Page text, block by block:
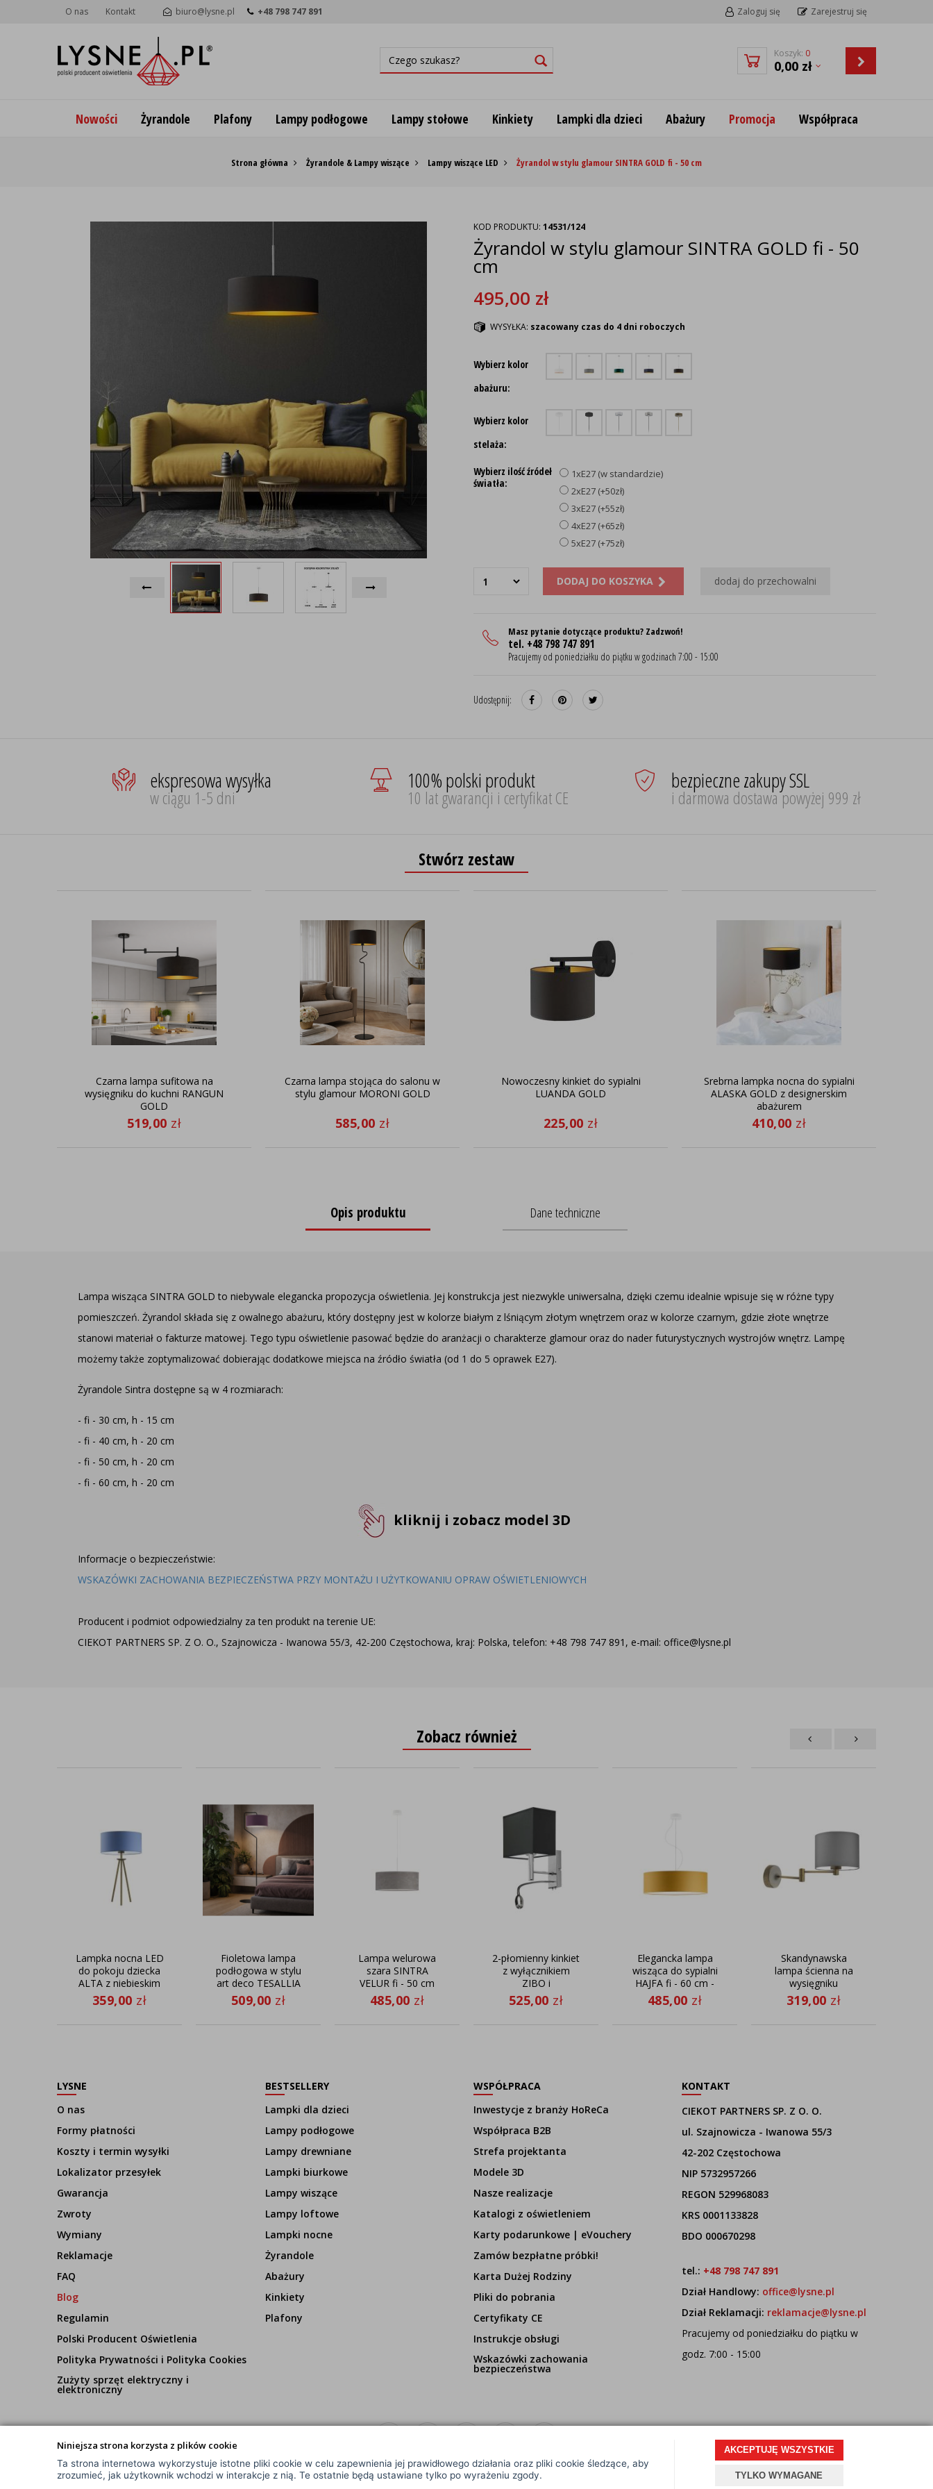
Niniejsza strona korzysta z plików cookie
Ta strona internetowa wykorzystuje istotne pliki cookie w celu zapewnienia jej prawidłowego działania oraz pliki cookie śledzące, aby
zrozumieć, jak użytkownik wchodzi w interakcje z nią. Te ostatnie będą ustawiane tylko po wyrażeniu zgody.
AKCEPTUJĘ WSZYSTKIE
TYLKO WYMAGANE
O nas Kontakt biuro@lysne.pl +48 798 747 891 Zaloguj się Zarejestruj się
Koszyk: 0
0,00 zł
Nowości Żyrandole Plafony Lampy podłogowe Lampy stołowe Kinkiety Lampki dla dzieci Abażury Promocja Współpraca
Strona główna Żyrandole & Lampy wiszące Lampy wiszące LED Żyrandol w stylu glamour SINTRA GOLD fi - 50 cm
KOD PRODUKTU: 14531/124
Żyrandol w stylu glamour SINTRA GOLD fi - 50
cm
495,00 zł
WYSYŁKA: szacowany czas do 4 dni roboczych
Wybierz kolor
abażuru:
Wybierz kolor
stelaża:
Wybierz ilość źródeł
światła:
1xE27 (w standardzie)
2xE27 (+50zł)
3xE27 (+55zł)
4xE27 (+65zł)
5xE27 (+75zł)
DODAJ DO KOSZYKA dodaj do przechowalni
Masz pytanie dotyczące produktu? Zadzwoń!
tel. +48 798 747 891
Pracujemy od poniedziałku do piątku w godzinach 7:00 - 15:00
Udostępnij:
ekspresowa wysyłka
w ciągu 1-5 dni
100% polski produkt
10 lat gwarancji i certyfikat CE
bezpieczne zakupy SSL
i darmowa dostawa powyżej 999 zł
Stwórz zestaw
Czarna lampa sufitowa na
wysięgniku do kuchni RANGUN
GOLD
519,00 zł
Czarna lampa stojąca do salonu w
stylu glamour MORONI GOLD
585,00 zł
Nowoczesny kinkiet do sypialni
LUANDA GOLD
225,00 zł
Srebrna lampka nocna do sypialni
ALASKA GOLD z designerskim
abażurem
410,00 zł
Opis produktu Dane techniczne
Lampa wisząca SINTRA GOLD to niebywale elegancka propozycja oświetlenia. Jej konstrukcja jest niezwykle uniwersalna, dzięki czemu idealnie wpisuje się w różne typy
pomieszczeń. Żyrandol składa się z owalnego abażuru, który dostępny jest w kolorze białym z lśniącym złotym wnętrzem oraz w kolorze czarnym, gdzie złote wnętrze
stanowi materiał o fakturze matowej. Tego typu oświetlenie pasować będzie do aranżacji o charakterze glamour oraz do nader futurystycznych wystrojów wnętrz. Lampę
możemy także zoptymalizować dobierając dodatkowe miejsca na źródło światła (od 1 do 5 oprawek E27).
Żyrandole Sintra dostępne są w 4 rozmiarach:
- fi - 30 cm, h - 15 cm
- fi - 40 cm, h - 20 cm
- fi - 50 cm, h - 20 cm
- fi - 60 cm, h - 20 cm
kliknij i zobacz model 3D
Informacje o bezpieczeństwie:
WSKAZÓWKI ZACHOWANIA BEZPIECZEŃSTWA PRZY MONTAŻU I UŻYTKOWANIU OPRAW OŚWIETLENIOWYCH
Producent i podmiot odpowiedzialny za ten produkt na terenie UE:
CIEKOT PARTNERS SP. Z O. O., Szajnowicza - Iwanowa 55/3, 42-200 Częstochowa, kraj: Polska, telefon: +48 798 747 891, e-mail: office@lysne.pl
Zobacz również
Lampka nocna LED
do pokoju dziecka
ALTA z niebieskim
abażurem
359,00 zł
Fioletowa lampa
podłogowa w stylu
art deco TESALLIA
z zakrzywionym
stelażem
509,00 zł
Lampa welurowa
szara SINTRA
VELUR fi - 50 cm
kolor szary
485,00 zł
2-płomienny kinkiet
z wyłącznikiem
ZIBO i
regulowanym
panelem LED
525,00 zł
Elegancka lampa
wisząca do sypialni
HAJFA fi - 60 cm -
kolor musztardowy
485,00 zł
Skandynawska
lampa ścienna na
wysięgniku
ruchomym BRAGE
319,00 zł
LYSNE
O nas
Formy płatności
Koszty i termin wysyłki
Lokalizator przesyłek
Gwarancja
Zwroty
Wymiany
Reklamacje
FAQ
Blog
Regulamin
Polski Producent Oświetlenia
Polityka Prywatności i Polityka Cookies
Zużyty sprzęt elektryczny i
elektroniczny
BESTSELLERY
Lampki dla dzieci
Lampy podłogowe
Lampy drewniane
Lampki biurkowe
Lampy wiszące
Lampy loftowe
Lampki nocne
Żyrandole
Abażury
Kinkiety
Plafony
WSPÓŁPRACA
Inwestycje z branży HoReCa
Współpraca B2B
Strefa projektanta
Modele 3D
Nasze realizacje
Katalogi z oświetleniem
Karty podarunkowe | eVouchery
Zamów bezpłatne próbki!
Karta Dużej Rodziny
Pliki do pobrania
Certyfikaty CE
Instrukcje obsługi
Wskazówki zachowania
bezpieczeństwa
KONTAKT
CIEKOT PARTNERS SP. Z O. O.
ul. Szajnowicza - Iwanowa 55/3
42-202 Częstochowa
NIP 5732957266
REGON 529968083
KRS 0001133828
BDO 000670298
tel.: +48 798 747 891
Dział Handlowy: office@lysne.pl
Dział Reklamacji: reklamacje@lysne.pl
Pracujemy od poniedziałku do piątku w
godz. 7:00 - 15:00
© Wszelkie Prawa Zastrzeżone